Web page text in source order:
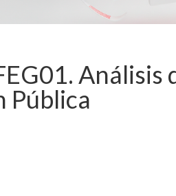
Análisis
Pública